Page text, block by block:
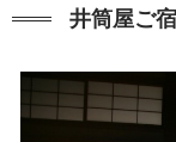
井筒屋ご